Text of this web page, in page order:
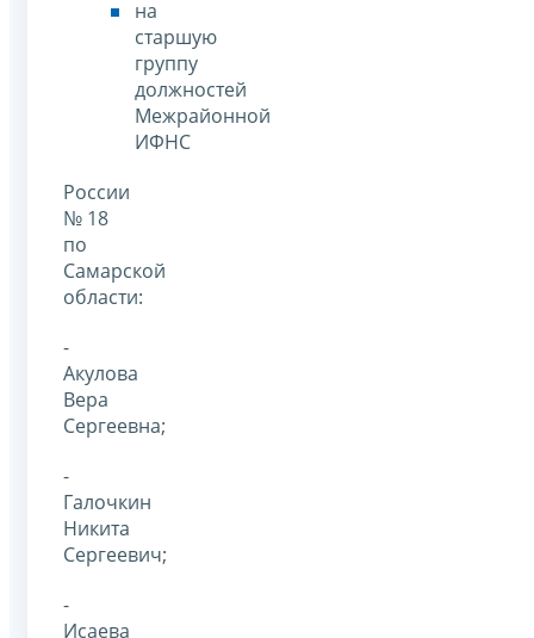
на
старшую
группу
должностей
Межрайонной
ИФНС
России
№ 18
по
Самарской
области:
-
Акулова
Вера
Сергеевна;
-
Галочкин
Никита
Сергеевич;
-
Исаева